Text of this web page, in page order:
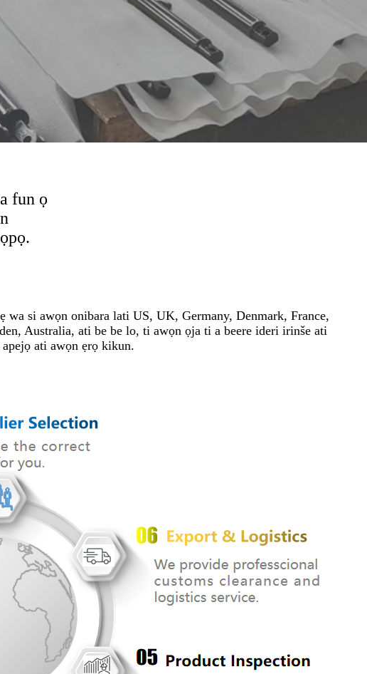
fun ọ
wa si awọn onibara lati US, UK, Germany, Denmark, France,
Australia, ati be be lo, ti awọn ọja ti a beere ideri irinše ati
ati awọn ẹrọ kikun.